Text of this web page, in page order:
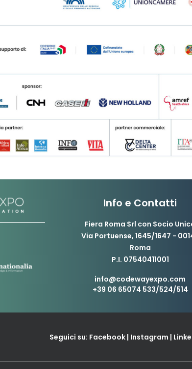
Info e Contatti
Fiera Roma Srl con Socio
Via Portuense, 1645/1647 -
Roma
P.I. 07540411001
info@codewayexpo.com
+39 06 65074 533/524/514
Seguici su: Facebook| Instagram |